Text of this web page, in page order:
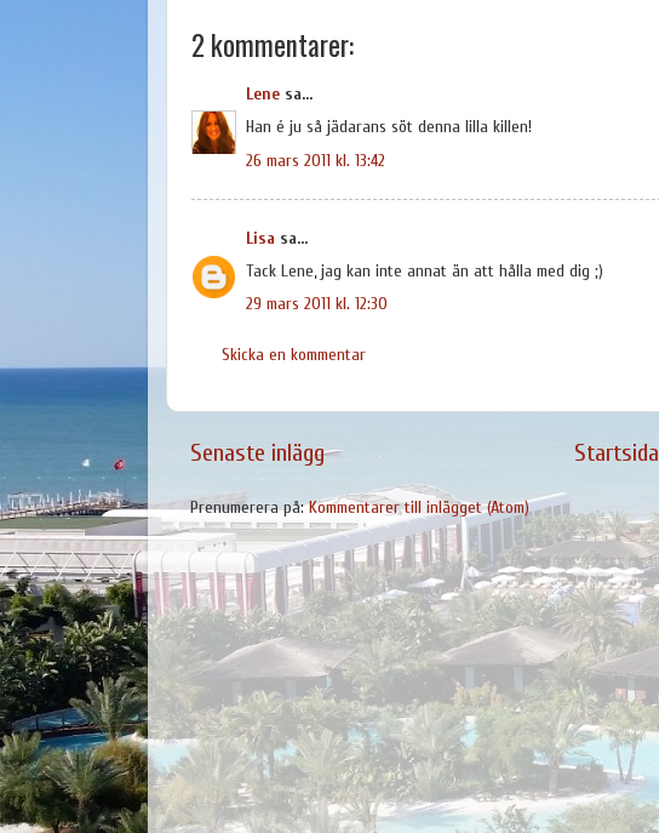
2 kommentarer:
Lene sa...
Han é ju så jädarans söt denna lilla killen!
26 mars 2011 kl. 13:42
Lisa sa...
Tack Lene, jag kan inte annat än att hålla med dig ;)
29 mars 2011 kl. 12:30
Skicka en kommentar
Senaste inlägg Startsida
Prenumerera på:Kommentarer till inlägget (Atom)